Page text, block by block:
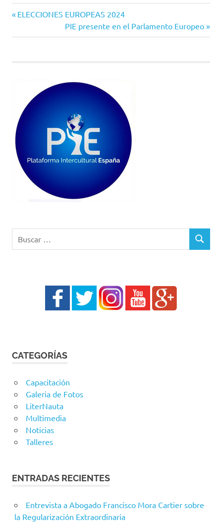
Navegación
de
Entrada
ELECCIONES EUROPEAS 2024
Siguiente
entrada:
PIE presente en el Parlamento Europeo
BUSCAR
CATEGORÍAS
Capacitación
Galeria de Fotos
LiterNauta
Multimedia
Noticias
Talleres
ENTRADAS RECIENTES
Entrevista a Abogado Francisco Mora Cartier sobre
la Regularización Extraordinaria